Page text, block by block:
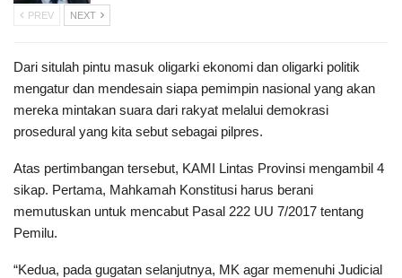
PREV NEXT
Dari situlah pintu masuk oligarki ekonomi dan oligarki politik
mengatur dan mendesain siapa pemimpin nasional yang akan
mereka mintakan suara dari rakyat melalui demokrasi
prosedural yang kita sebut sebagai pilpres.
Atas pertimbangan tersebut, KAMI Lintas Provinsi mengambil 4
sikap. Pertama, Mahkamah Konstitusi harus berani
memutuskan untuk mencabut Pasal 222 UU 7/2017 tentang
Pemilu.
“Kedua, pada gugatan selanjutnya, MK agar memenuhi Judicial